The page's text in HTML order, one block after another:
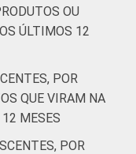
18 73
16 56
9
OU
ÚLTIMOS 12
POR
QUE VIRAM NA
MESES
POR